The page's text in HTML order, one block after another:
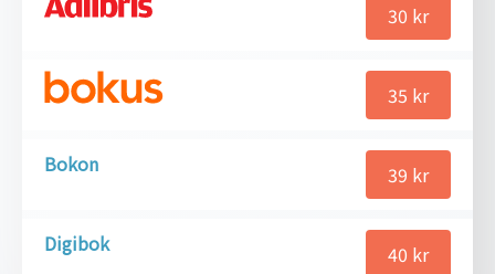
30 kr
35 kr
Bokon 39 kr
Digibok 40 kr